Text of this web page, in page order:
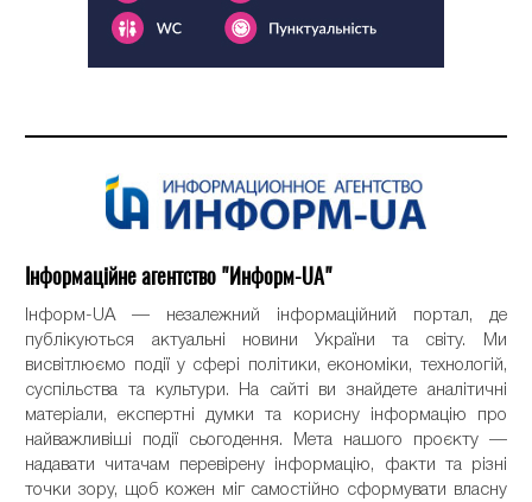
Інформаційне агентство "Информ-UA"
Інформ-UA — незалежний інформаційний портал, де
публікуються актуальні новини України та світу. Ми
висвітлюємо події у сфері політики, економіки, технологій,
суспільства та культури. На сайті ви знайдете аналітичні
матеріали, експертні думки та корисну інформацію про
найважливіші події сьогодення. Мета нашого проєкту —
надавати читачам перевірену інформацію, факти та різні
точки зору, щоб кожен міг самостійно сформувати власну